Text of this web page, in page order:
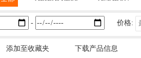
- 价格:
添加至收藏夹 下载产品信息